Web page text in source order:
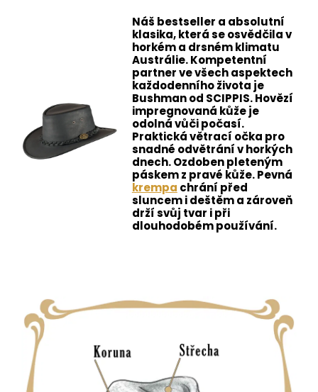
Náš bestseller a absolutní
klasika, která se osvědčila v
horkém a drsném klimatu
Austrálie. Kompetentní
partner ve všech aspektech
každodenního života je
Bushman od SCIPPIS.Hovězí
impregnovaná kůže je
odolná vůči počasí.
Praktická větrací očka pro
snadné odvětrání v horkých
dnech. Ozdoben pleteným
páskem z pravé kůže. Pevná
krempa chrání před
sluncem i deštěm a zároveň
drží svůj tvar i při
dlouhodobém používání.